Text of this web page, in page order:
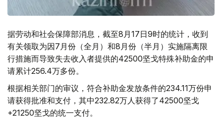
据劳动和社会保障部消息，截至8月17日9时的统计，收到
有关领取为因7月份（全月）和8月份（半月）实施隔离限
行措施而导致失去收入者提供的42500坚戈特殊补助金的申
请累计256.4万多份。
根据相关部门的审议，符合补助金发放条件的234.11万份申
请获得批准和支付，其中232.82万人获得了42500坚戈
+21250坚戈的统一支付。